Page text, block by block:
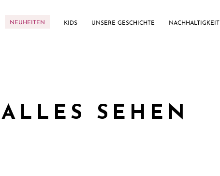
NEUHEITEN KIDS UNSERE GESCHICHTE NACHHALTIGKEIT
ALLES SEHEN